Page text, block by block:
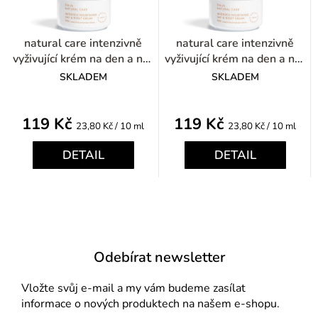
natural care intenzivně
vyživující krém na den a noc
50ml
SKLADEM
119 Kč Měrná
cena:
23,80 Kč / 10 ml
DETAIL
natural care intenzivně
vyživující krém na den a noc
50ml
SKLADEM
119 Kč Měrná
cena:
23,80 Kč / 10 ml
DETAIL
Odebírat newsletter
Vložte svůj e-mail a my vám budeme zasílat
informace o nových produktech na našem e-shopu.